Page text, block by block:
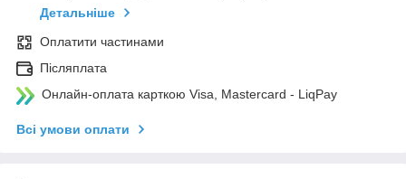
Детальніше
Оплатити частинами
Післяплата
Онлайн-оплата карткою Visa, Mastercard - LiqPay
Всі умови оплати